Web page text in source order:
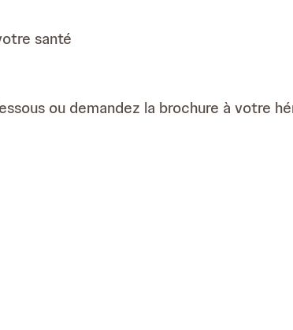
santé
ou demandez la brochure à votre